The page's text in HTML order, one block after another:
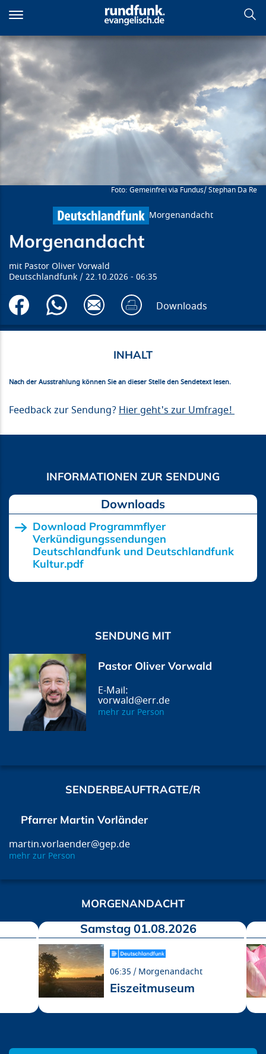
zum
Inhalt
Morgenandacht
Gemeinfrei via Fundus/ Stephan Da Re
Morgenandacht
Morgenandacht
Pastor Oliver Vorwald
Deutschlandfunk
22.10.2026 06:35
Downloads
Nach der Ausstrahlung können Sie an dieser Stelle den Sendetext lesen.
Feedback zur Sendung? Hier geht's zur Umfrage!
Downloads
Download Programmflyer
Verkündigungssendungen
Deutschlandfunk und Deutschlandfunk
Kultur.pdf
SENDUNG MIT
Pastor Oliver Vorwald
vorwald@err.de
mehr zur Person
SENDERBEAUFTRAGTE/R
Pfarrer Martin Vorländer
martin.vorlaender@gep.de
mehr zur Person
MORGENANDACHT
Samstag 01.08.2026
06:35 Morgenandacht
Eiszeitmuseum